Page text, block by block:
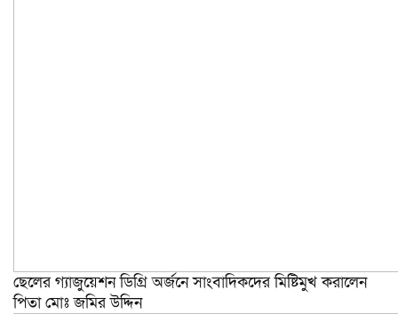
ছেলের গ্যাজুয়েশন ডিগ্রি অর্জনে সাংবাদিকদের মিষ্টিমুখ করালেন
পিতা মোঃ জমির উদ্দিন